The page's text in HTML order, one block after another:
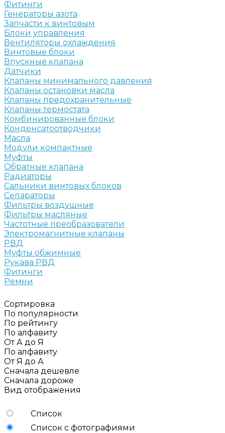
Фитинги
Генераторы азота
Запчасти к винтовым
Блоки управления
Вентиляторы охлаждения
Винтовые блоки
Впускные клапана
Датчики
Клапаны минимального давления
Клапаны остановки масла
Клапаны предохранительные
Клапаны термостата
Комбинированные блоки
Конденсатоотводчики
Масла
Модули компактные
Муфты
Обратные клапана
Радиаторы
Сальники винтовых блоков
Сепараторы
Фильтры воздушные
Фильтры масляные
Частотные преобразователи
Электромагнитные клапаны
РВД
Муфты обжимные
Рукава РВД
Фитинги
Ремни
Сортировка
По популярности
По рейтингу
По алфавиту
От А до Я
По алфавиту
От Я до А
Сначала дешевле
Сначала дороже
Вид отображения
Список
Список с фотографиями